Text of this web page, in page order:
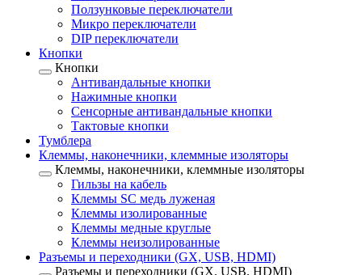
Ползунковые переключатели
Микро переключатели
DIP переключатели
Кнопки
Кнопки
Антивандальные кнопки
Нажимные кнопки
Сенсорные антивандальные кнопки
Тактовые кнопки
Тумблера
Клеммы, наконечники, клеммные изоляторы
Клеммы, наконечники, клеммные изоляторы
Гильзы на кабель
Клеммы SC медь луженая
Клеммы изолированные
Клеммы медные круглые
Клеммы неизолированные
Разъемы и переходники (GX, USB, HDMI)
Разъемы и переходники (GX, USB, HDMI)